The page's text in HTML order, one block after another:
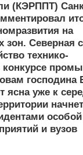
(КЭРППТ)
на
зон. Северная
технико-
конкурсе
господина
уже к
и вузов